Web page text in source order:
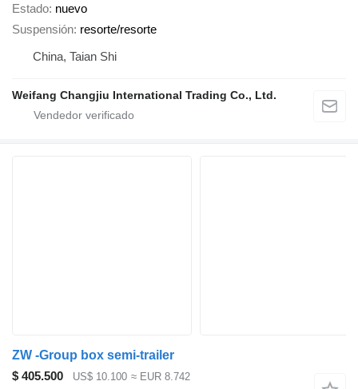
Estado nuevo
Suspensión resorte/resorte
China, Taian Shi
Weifang Changjiu International Trading Co., Ltd.
ZW -Group box semi-trailer
$ 405.500
US$ 10.100 ≈ EUR 8.742